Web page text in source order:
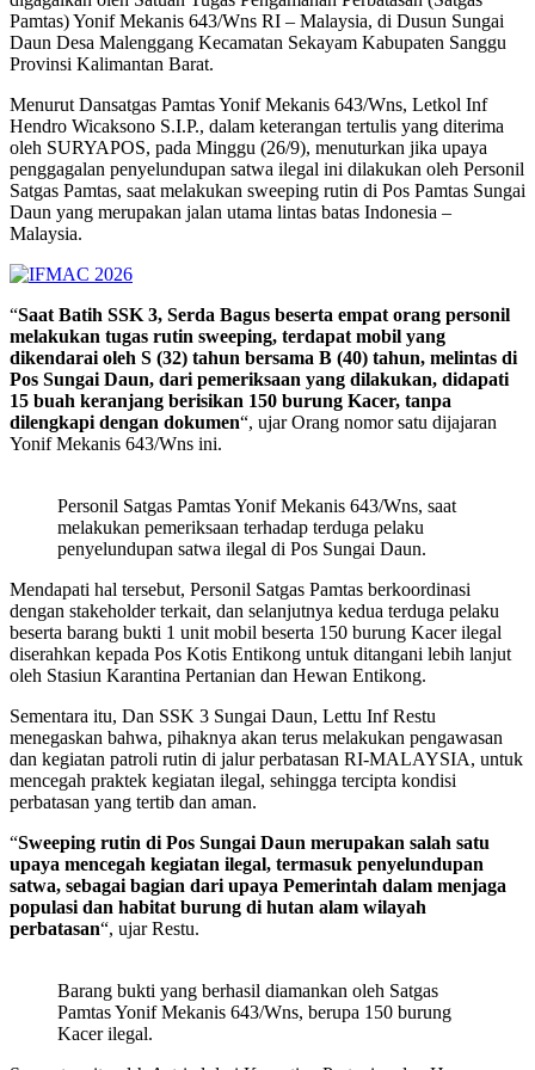
Pamtas) Yonif Mekanis 643/Wns RI – Malaysia, di Dusun Sungai
Daun Desa Malenggang Kecamatan Sekayam Kabupaten Sanggu
Provinsi Kalimantan Barat.
Menurut Dansatgas Pamtas Yonif Mekanis 643/Wns, Letkol Inf
Hendro Wicaksono S.I.P., dalam keterangan tertulis yang diterima
oleh SURYAPOS, pada Minggu (26/9), menuturkan jika upaya
penggagalan penyelundupan satwa ilegal ini dilakukan oleh Personil
Satgas Pamtas, saat melakukan sweeping rutin di Pos Pamtas Sungai
Daun yang merupakan jalan utama lintas batas Indonesia –
Malaysia.
“Saat Batih SSK 3, Serda Bagus beserta empat orang personil
melakukan tugas rutin sweeping, terdapat mobil yang
dikendarai oleh S (32) tahun bersama B (40) tahun, melintas di
Pos Sungai Daun, dari pemeriksaan yang dilakukan, didapati
15 buah keranjang berisikan 150 burung Kacer, tanpa
dilengkapi dengan dokumen“, ujar Orang nomor satu dijajaran
Yonif Mekanis 643/Wns ini.
Personil Satgas Pamtas Yonif Mekanis 643/Wns, saat
melakukan pemeriksaan terhadap terduga pelaku
penyelundupan satwa ilegal di Pos Sungai Daun.
Mendapati hal tersebut, Personil Satgas Pamtas berkoordinasi
dengan stakeholder terkait, dan selanjutnya kedua terduga pelaku
beserta barang bukti 1 unit mobil beserta 150 burung Kacer ilegal
diserahkan kepada Pos Kotis Entikong untuk ditangani lebih lanjut
oleh Stasiun Karantina Pertanian dan Hewan Entikong.
Sementara itu, Dan SSK 3 Sungai Daun, Lettu Inf Restu
menegaskan bahwa, pihaknya akan terus melakukan pengawasan
dan kegiatan patroli rutin di jalur perbatasan RI-MALAYSIA, untuk
mencegah praktek kegiatan ilegal, sehingga tercipta kondisi
perbatasan yang tertib dan aman.
“Sweeping rutin di Pos Sungai Daun merupakan salah satu
upaya mencegah kegiatan ilegal, termasuk penyelundupan
satwa, sebagai bagian dari upaya Pemerintah dalam menjaga
populasi dan habitat burung di hutan alam wilayah
perbatasan“, ujar Restu.
Barang bukti yang berhasil diamankan oleh Satgas
Pamtas Yonif Mekanis 643/Wns, berupa 150 burung
Kacer ilegal.